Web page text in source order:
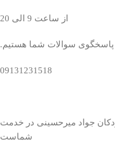
از ساعت 9 الی 20
پاسخگوی سوالات شما هستیم.
09131231518
جواد میرحسینی در خدمت
شماست